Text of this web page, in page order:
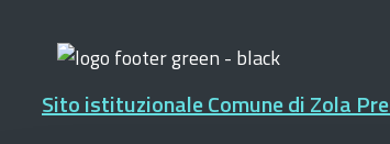
Sito istituzionale Comune di Zola